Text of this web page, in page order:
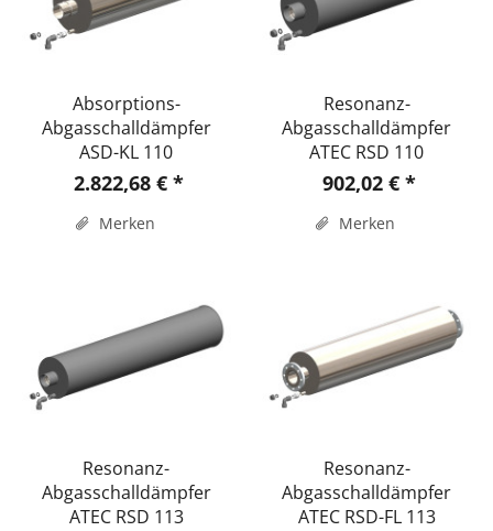
Absorptions-
Abgasschalldämpfer
ASD-KL 110
2.822,68 € *
Merken
Resonanz-
Abgasschalldämpfer
ATEC RSD 110
902,02 € *
Merken
Resonanz-
Abgasschalldämpfer
ATEC RSD 113
Resonanz-
Abgasschalldämpfer
ATEC RSD-FL 113